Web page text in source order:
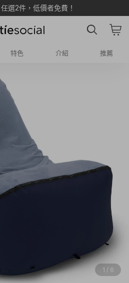
選2件，低價者免費！
特色 介紹 推薦
1 / 6